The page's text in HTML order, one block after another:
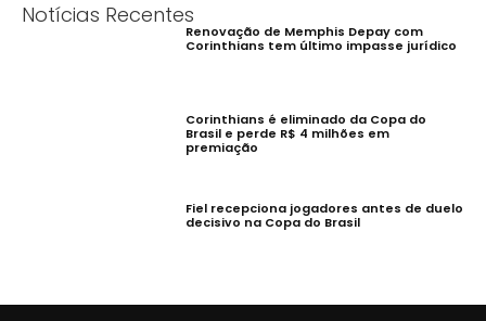
Notícias Recentes
Renovação de Memphis Depay com
Corinthians tem último impasse jurídico
Corinthians é eliminado da Copa do
Brasil e perde R$ 4 milhões em
premiação
Fiel recepciona jogadores antes de duelo
decisivo na Copa do Brasil